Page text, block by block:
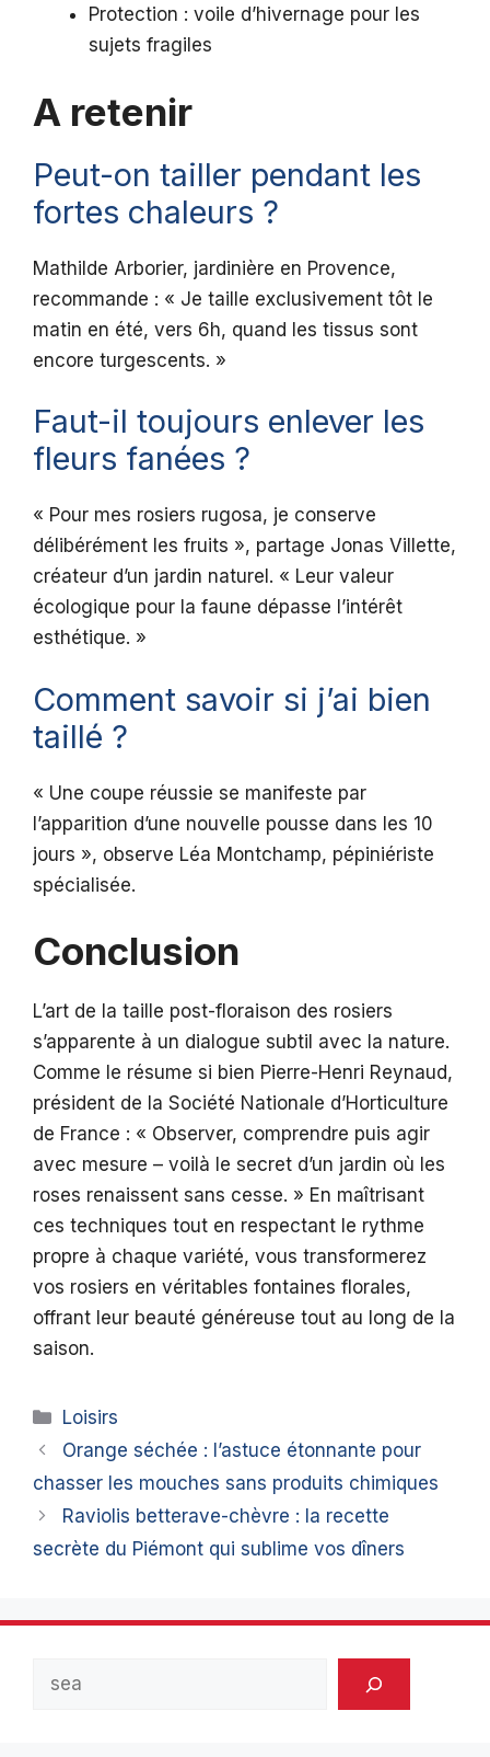
Protection : voile d’hivernage pour les
sujets fragiles
A retenir
Peut-on tailler pendant les
fortes chaleurs ?
Mathilde Arborier, jardinière en Provence,
recommande : « Je taille exclusivement tôt le
matin en été, vers 6h, quand les tissus sont
encore turgescents. »
Faut-il toujours enlever les
fleurs fanées ?
« Pour mes rosiers rugosa, je conserve
délibérément les fruits », partage Jonas Villette,
créateur d’un jardin naturel. « Leur valeur
écologique pour la faune dépasse l’intérêt
esthétique. »
Comment savoir si j’ai bien
taillé ?
« Une coupe réussie se manifeste par
l’apparition d’une nouvelle pousse dans les 10
jours », observe Léa Montchamp, pépiniériste
spécialisée.
Conclusion
L’art de la taille post-floraison des rosiers
s’apparente à un dialogue subtil avec la nature.
Comme le résume si bien Pierre-Henri Reynaud,
président de la Société Nationale d’Horticulture
de France : « Observer, comprendre puis agir
avec mesure – voilà le secret d’un jardin où les
roses renaissent sans cesse. » En maîtrisant
ces techniques tout en respectant le rythme
propre à chaque variété, vous transformerez
vos rosiers en véritables fontaines florales,
offrant leur beauté généreuse tout au long de la
saison.
Catégories
Loisirs
Orange séchée : l’astuce étonnante pour
chasser les mouches sans produits chimiques
Raviolis betterave-chèvre : la recette
secrète du Piémont qui sublime vos dîners